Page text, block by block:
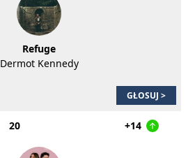
Refuge
Dermot Kennedy
GŁOSUJ >
20 +14